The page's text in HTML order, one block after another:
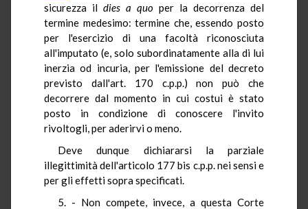
sicurezza il dies a quo per la decorrenza del
termine medesimo: termine che, essendo posto
per l'esercizio di una facoltà riconosciuta
all'imputato (e, solo subordinatamente alla di lui
inerzia od incuria, per l'emissione del decreto
previsto dall'art. 170 c.p.p.) non può che
decorrere dal momento in cui costui è stato
posto in condizione di conoscere l'invito
rivoltogli, per aderirvi o meno.
Deve dunque dichiararsi la parziale
illegittimità dell'articolo 177 bis c.p.p. nei sensi e
per gli effetti sopra specificati.
5. - Non compete, invece, a questa Corte